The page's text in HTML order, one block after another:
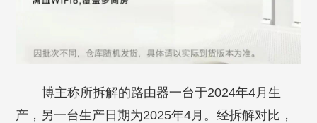
博主称所拆解的路由器一台于2024年4月生
产，另一台生产日期为2025年4月。经拆解对比，